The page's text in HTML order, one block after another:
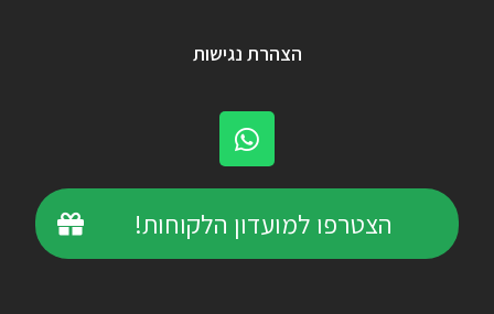
הצהרת נגישות
הצטרפו למועדון הלקוחות!